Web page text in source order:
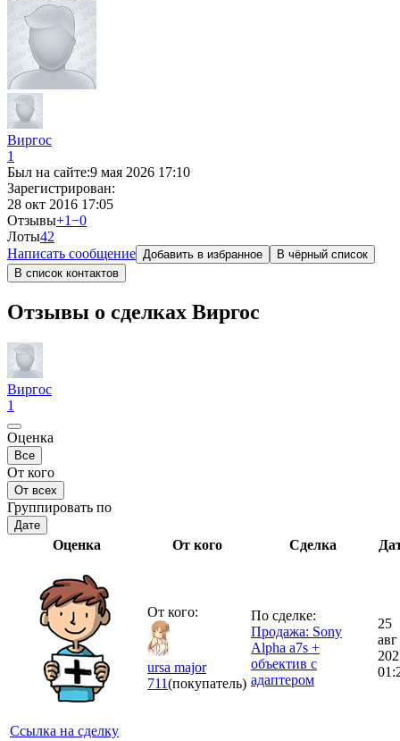
Виргос
1
Был на сайте:9 мая 2026 17:10
Зарегистрирован:
28 окт 2016 17:05
Отзывы+1−0
Лоты42
Написать сообщение Добавить в избранное
В чёрный список
В список контактов
Отзывы о сделках Виргос
Виргос
1
Оценка
Все
От кого
От всех
Группировать по
Дате
Оценка От кого Сделка
Ссылка на сделку
От кого:
ursa major
711(покупатель)
По сделке:
Продажа: Sony
Alpha a7s +
объектив с
адаптером
25
авг